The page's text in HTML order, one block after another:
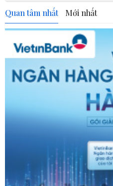
Quan tâm nhất Mới nhất